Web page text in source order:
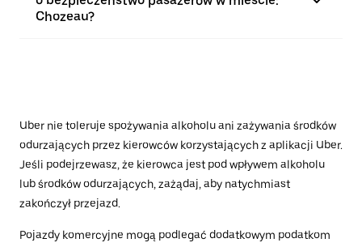
Chozeau?
Uber nie toleruje spożywania alkoholu ani zażywania środków
odurzających przez kierowców korzystających z aplikacji Uber.
Jeśli podejrzewasz, że kierowca jest pod wpływem alkoholu
lub środków odurzających, zażądaj, aby natychmiast
zakończył przejazd.
Pojazdy komercyjne mogą podlegać dodatkowym podatkom